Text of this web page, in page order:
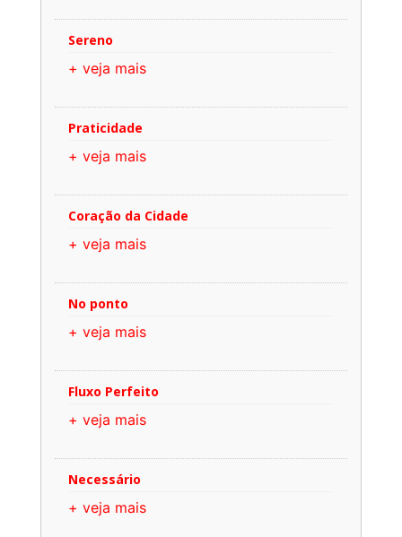
Sereno
+ veja mais
Praticidade
+ veja mais
Coração da Cidade
+ veja mais
No ponto
+ veja mais
Fluxo Perfeito
+ veja mais
Necessário
+ veja mais